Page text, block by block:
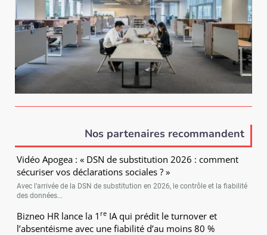
Nos partenaires recommandent
Vidéo Apogea : « DSN de substitution 2026 : comment
sécuriser vos déclarations sociales ? »
Avec l’arrivée de la DSN de substitution en 2026, le contrôle et la fiabilité
des données...
Bizneo HR lance la 1 re IA qui prédit le turnover et
l’absentéisme avec une fiabilité d’au moins 80 %